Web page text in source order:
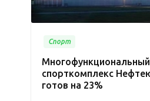
Спорт
Многофункциональный
спорткомплекс
готов на 23%